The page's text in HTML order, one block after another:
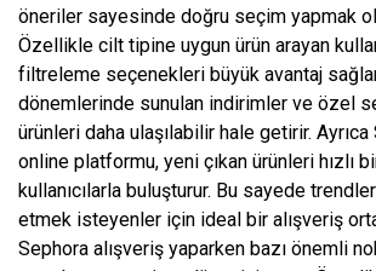
öneriler sayesinde doğru seçim yapmak
Özellikle cilt tipine uygun ürün arayan
filtreleme seçenekleri büyük avantaj
dönemlerinde sunulan indirimler ve özel
ürünleri daha ulaşılabilir hale getirir. Ayrıca
online platformu, yeni çıkan ürünleri hızlı
kullanıcılarla buluşturur. Bu sayede
etmek isteyenler için ideal bir alışveriş
Sephora alışveriş yaparken bazı önemli